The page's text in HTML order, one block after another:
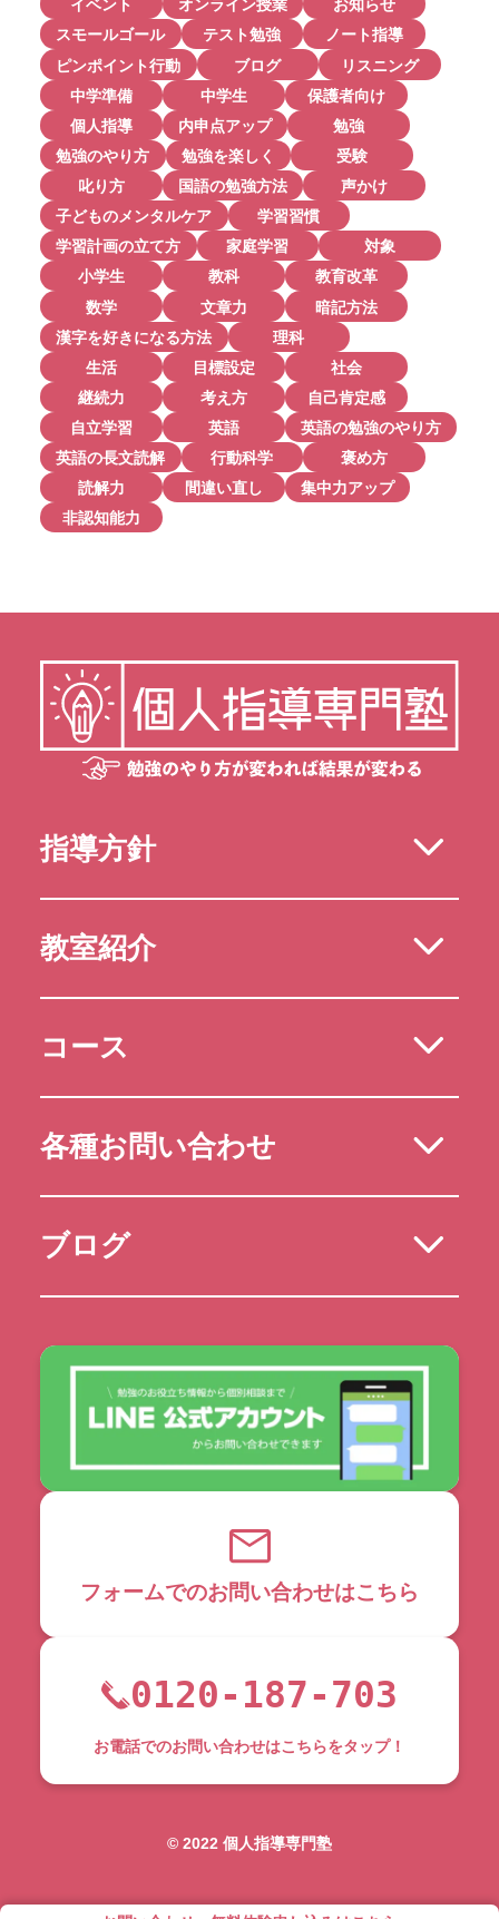
イベント オンライン授業
お知らせ
スモールゴール
テスト勉強
ノート指導
ピンポイント行動
ブログ
リスニング
中学準備
中学生
保護者向け
個人指導
内申点アップ
勉強
勉強のやり方
勉強を楽しく
受験
叱り方
国語の勉強方法
声かけ
子どものメンタルケア
学習習慣
学習計画の立て方
家庭学習
対象
小学生
教科
教育改革
数学
文章力
暗記方法
漢字を好きになる方法
理科
生活
目標設定
社会
継続力
考え方
自己肯定感
自立学習
英語
英語の勉強のやり方
英語の長文読解
行動科学
褒め方
読解力
間違い直し
集中力アップ
非認知能力
指導方針
教室紹介
コース
各種お問い合わせ
ブログ
フォームでのお問い合わせはこちら
0120-187-703
お電話でのお問い合わせはこちらをタップ！
©︎ 2022 個人指導専門塾